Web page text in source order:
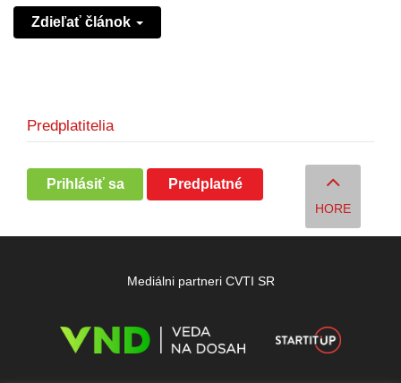
Zdieľať článok
Predplatitelia
Prihlásiť sa Predplatné
HORE
Mediálni partneri CVTI SR